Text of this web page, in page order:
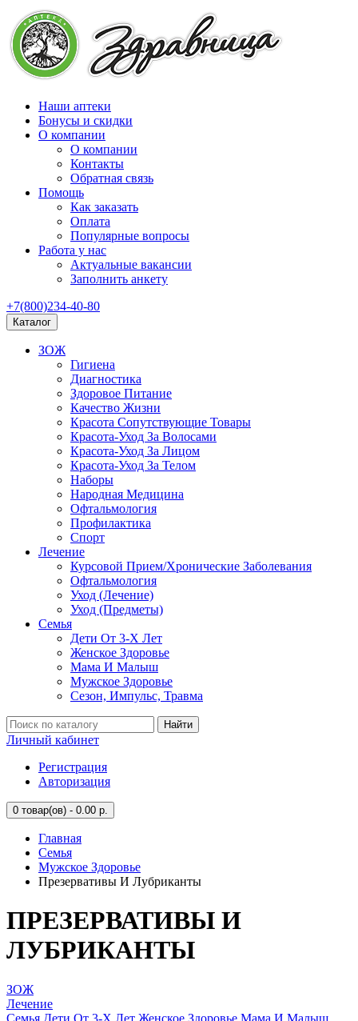
Наши аптеки
Бонусы и скидки
О компании
О компании
Контакты
Обратная связь
Помощь
Как заказать
Оплата
Популярные вопросы
Работа у нас
Актуальные вакансии
Заполнить анкету
+7(800)234-40-80
Каталог
ЗОЖ
Гигиена
Диагностика
Здоровое Питание
Качество Жизни
Красота Сопутствующие Товары
Красота-Уход За Волосами
Красота-Уход За Лицом
Красота-Уход За Телом
Наборы
Народная Медицина
Офтальмология
Профилактика
Спорт
Лечение
Курсовой Прием/Хронические Заболевания
Офтальмология
Уход (Лечение)
Уход (Предметы)
Семья
Дети От 3-Х Лет
Женское Здоровье
Мама И Малыш
Мужское Здоровье
Сезон, Импульс, Травма
Найти
Личный кабинет
Регистрация
Авторизация
0 товар(ов) - 0.00 р.
Главная
Семья
Мужское Здоровье
Презервативы И Лубриканты
ПРЕЗЕРВАТИВЫ И
ЛУБРИКАНТЫ
ЗОЖ
Лечение
Семья Дети От 3-Х Лет Женское Здоровье Мама И Малыш